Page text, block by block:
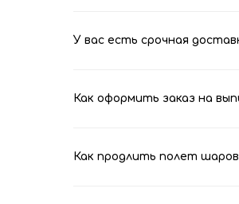
У вас есть срочная
Как оформить заказ на
Как продлить полет